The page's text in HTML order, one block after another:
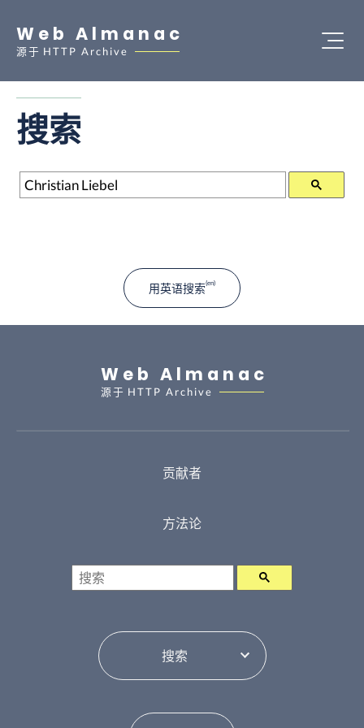
Web Almanac
源于 HTTP Archive
搜索
搜索
用英语搜索
Web Almanac
源于 HTTP Archive
贡献者
方法论
搜索
目录切换